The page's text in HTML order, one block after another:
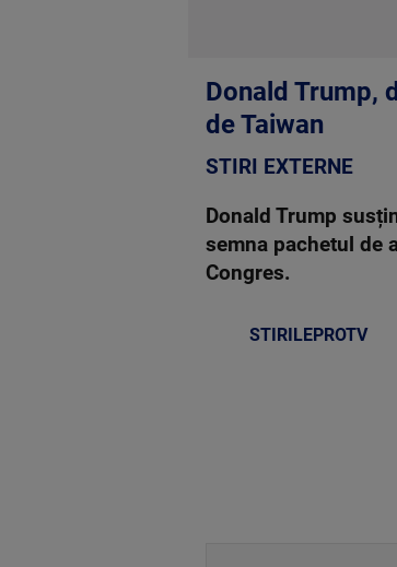
Donald Trump,
de Taiwan
STIRI EXTERNE
Donald Trump
semna pachetul de
Congres.
STIRILEPROTV